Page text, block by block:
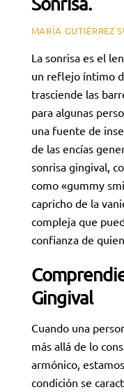
MARÍA GUTIÉRREZ
La sonrisa es el
un reflejo íntimo
trasciende las
para algunas
una fuente de
de las encías
sonrisa gingival,
como «gummy
capricho de la
compleja que
confianza de
Gingival
Cuando una
más allá de lo
armónico,
condición se